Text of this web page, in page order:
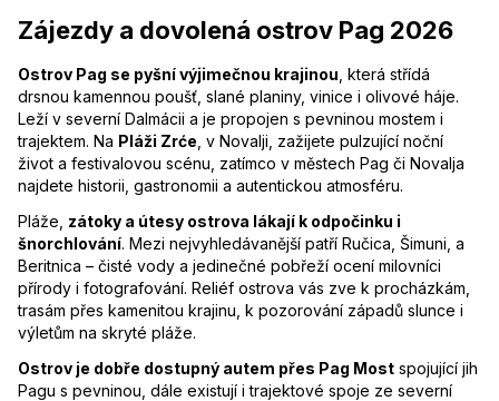
Zájezdy a dovolená ostrov Pag 2026
Ostrov Pag se pyšní výjimečnou krajinou , která střídá
drsnou kamennou poušť, slané planiny, vinice i olivové háje.
Leží v severní Dalmácii a je propojen s pevninou mostem i
trajektem. Na Pláži Zrće , v Novalji, zažijete pulzující noční
život a festivalovou scénu, zatímco v městech Pag či Novalja
najdete historii, gastronomii a autentickou atmosféru.
Pláže, zátoky a útesy ostrova lákají k odpočinku i
šnorchlování. Mezi nejvyhledávanější patří Ručica, Šimuni, a
Beritnica – čisté vody a jedinečné pobřeží ocení milovníci
přírody i fotografování. Reliéf ostrova vás zve k procházkám,
trasám přes kamenitou krajinu, k pozorování západů slunce i
výletům na skryté pláže.
Ostrov je dobře dostupný autem přes Pag Most spojující jih
Pagu s pevninou, dále existují i trajektové spoje ze severní